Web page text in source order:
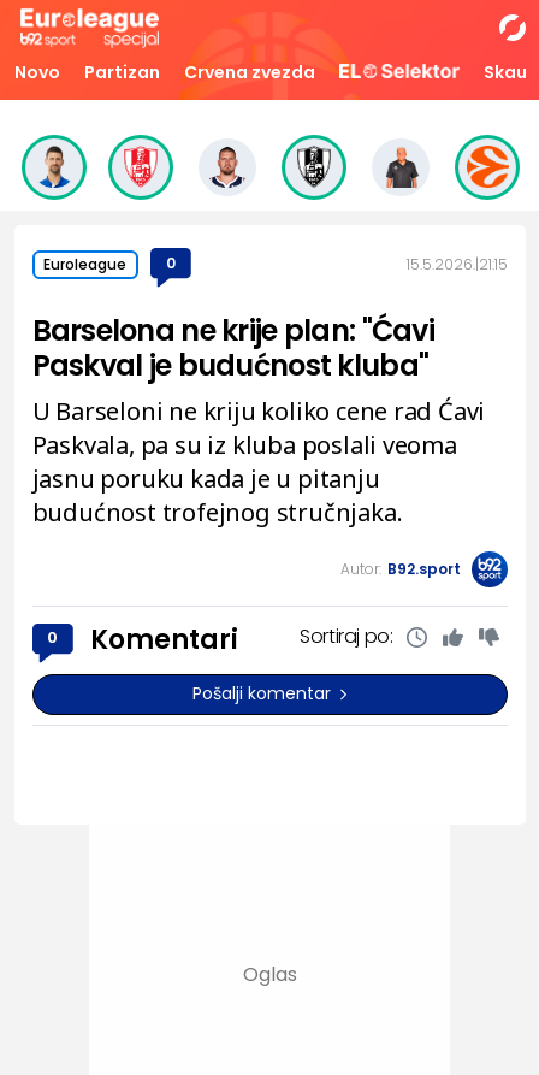
Novo Partizan Crvena zvezda Skaut
Euroleague 0 15.5.2026. 21:15
Barselona ne krije plan: "Ćavi
Paskval je budućnost kluba"
U Barseloni ne kriju koliko cene rad Ćavi
Paskvala, pa su iz kluba poslali veoma
jasnu poruku kada je u pitanju
budućnost trofejnog stručnjaka.
Autor: B92.sport
0 Komentari Sortiraj po:
Pošalji komentar